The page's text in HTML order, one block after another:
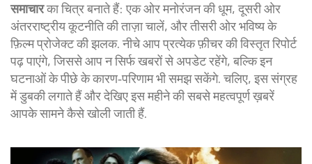
समाचारका चित्र बनाते हैं: एक ओर मनोरंजन की धूम, दूसरी ओर
अंतरराष्ट्रीय कूटनीति की ताज़ा चालें, और तीसरी ओर भविष्य के
फ़िल्म प्रोजेक्ट की झलक. नीचे आप प्रत्येक फ़ीचर की विस्तृत रिपोर्ट
पढ़ पाएंगे, जिससे आप न सिर्फ खबरों से अपडेट रहेंगे, बल्कि इन
घटनाओं के पीछे के कारण‑परिणाम भी समझ सकेंगे. चलिए, इस संग्रह
में डुबकी लगाते हैं और देखिए इस महीने की सबसे महत्वपूर्ण ख़बरें
आपके सामने कैसे खोली जाती हैं.